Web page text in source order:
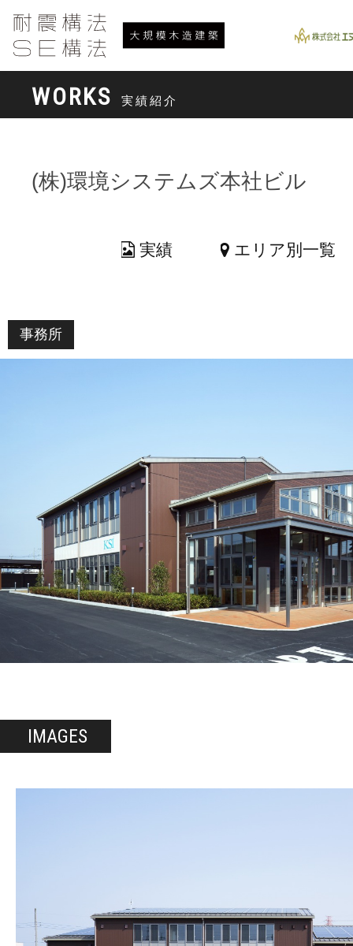
WORKS 実績紹介
(株)環境システムズ本社ビル
実績 エリア別一覧
事務所
IMAGES